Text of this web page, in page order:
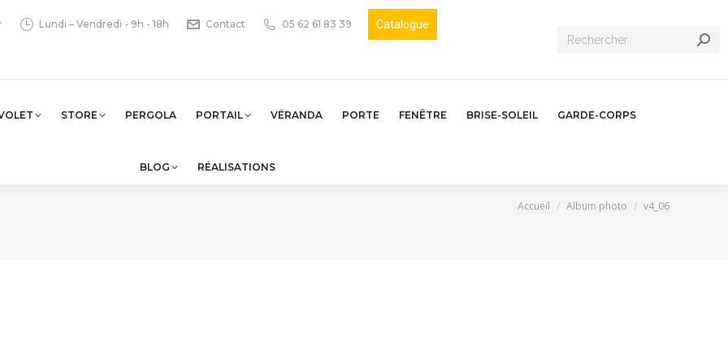
Lundi – Vendredi - 9h - 18h Contact 05 62 61 83 39 Catalogue
Recherche
STORE PERGOLA PORTAIL VÉRANDA PORTE FENÊTRE BRISE-SOLEIL GARDE-CORPS
BLOG RÉALISATIONS
Vous êtes ici :
Accueil Album photo v4_06